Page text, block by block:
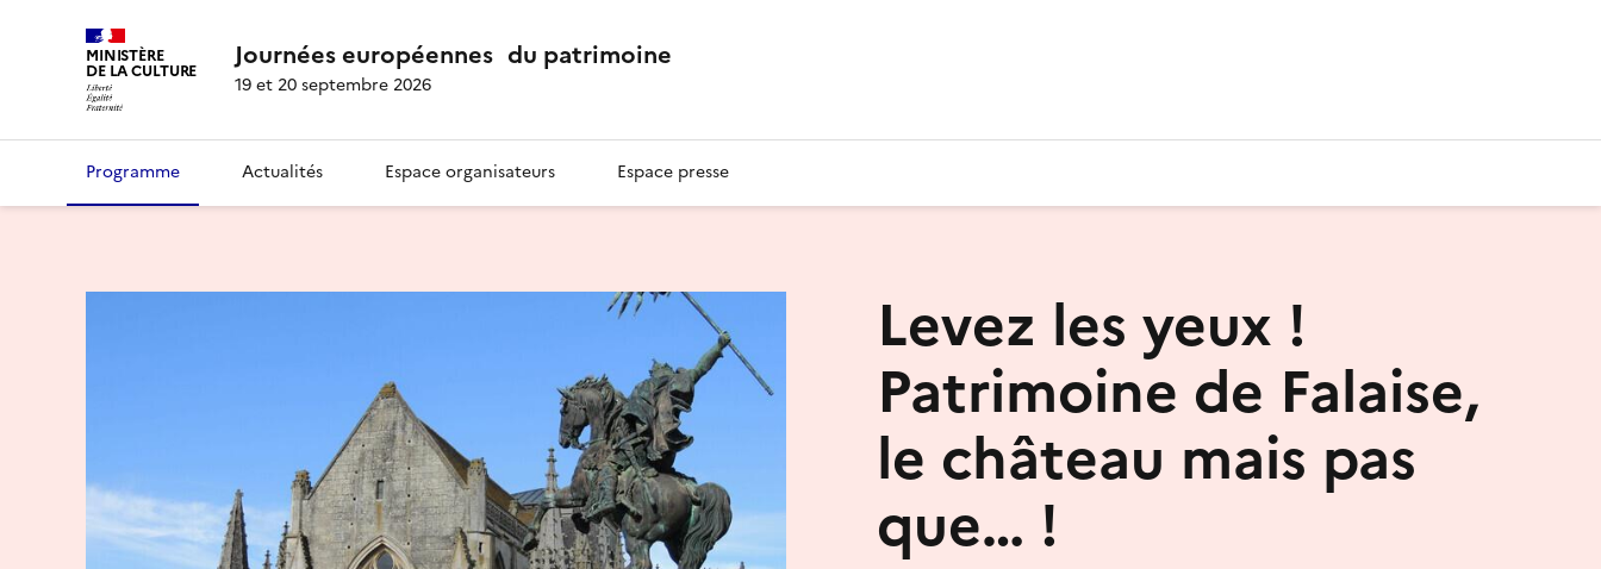
MINISTÈRE
DE LA CULTURE Journées européennes du patrimoine
19 et 20 septembre 2026
Programme Actualités Espace organisateurs Espace presse
Levez les yeux !
Patrimoine de Falaise,
le château mais pas
que… !